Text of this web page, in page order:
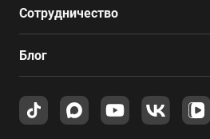
Сотрудничество
Блог